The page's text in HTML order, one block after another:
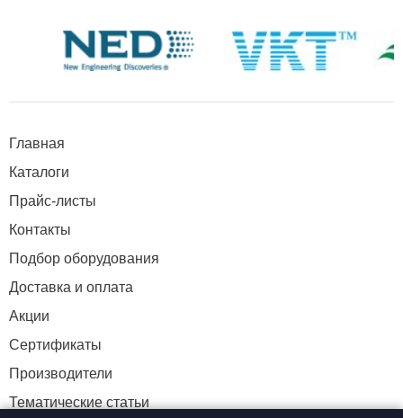
Главная
Каталоги
Прайс-листы
Контакты
Подбор оборудования
Доставка и оплата
Акции
Сертификаты
Производители
Тематические статьи